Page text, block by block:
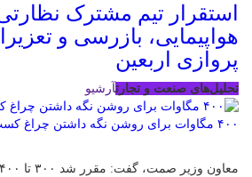
استقرار تیم مشترک
هواپیمایی، بازرسی و
پروازی اربعین
تحلیل‌های صنعت و تجارتآرشیو
۴۰۰ مگاوات برای روشن نگه داشتن چراغ کسب‌وکار‌ها